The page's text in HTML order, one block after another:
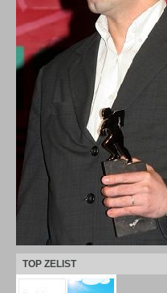
TOP ZELIST